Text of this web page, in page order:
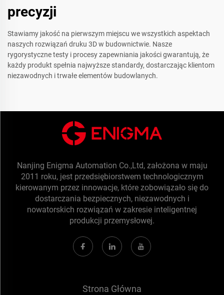
precyzji
Stawiamy jakość na pierwszym miejscu we wszystkich aspektach
naszych rozwiązań druku 3D w budownictwie. Nasze
rygorystyczne testy i procesy zapewniania jakości gwarantują, że
każdy produkt spełnia najwyższe standardy, dostarczając klientom
niezawodnych i trwałe elementów budowlanych.
Nanjing Enigma Automation Co.,Ltd, założona w maju
2011 roku, jest przedsiębiorstwem technologicznym
kierowanym przez innowacje, które zobowiązało się do
dostarczania bezpiecznych, niezawodnych i
nowatorskich rozwiązań w zakresie inteligentnej
produkcji przemysłowej.
Strona Główna